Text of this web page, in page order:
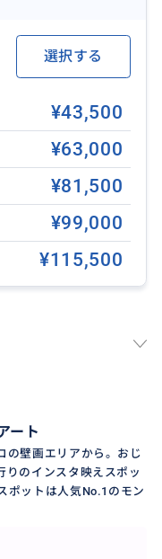
ランばかり！
しいツアーをさせ
合などによって臨
写真も研究されたベ
選択する
¥43,500
¥63,000
¥81,500
¥99,000
¥115,500
ート
の壁画エリアから。おじ
りのインスタ映えスポッ
ポットは人気No.1のモン